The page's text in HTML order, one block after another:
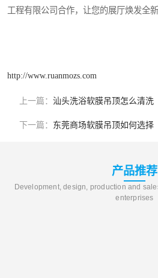
工程有限公司合作，让您的展厅焕发全新
http://www.ruanmozs.com
上一篇： 汕头洗浴软膜吊顶怎么清洗
下一篇： 东莞商场软膜吊顶如何选择
产品推荐
Development, design, production and
enterprises